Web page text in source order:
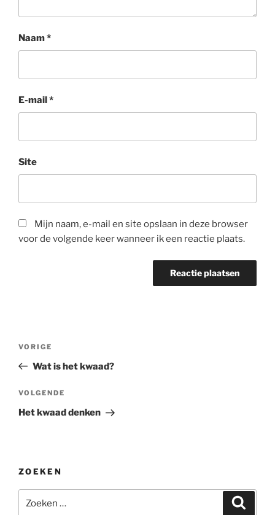
Naam*
E-mail*
Site
Mijn naam, e-mail en site opslaan in deze browser
voor de volgende keer wanneer ik een reactie plaats.
Vorig
bericht
VORIGE
Wat is het kwaad?
Volgend
bericht
VOLGENDE
Het kwaad denken
ZOEKEN
naar: